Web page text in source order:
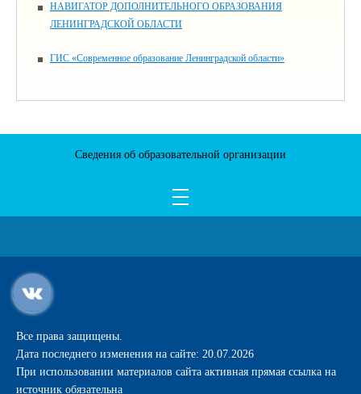
НАВИГАТОР ДОПОЛНИТЕЛЬНОГО ОБРАЗОВАНИЯ
ЛЕНИНГРАДСКОЙ ОБЛАСТИ
ГИС «Современное образование Ленинградской области»
Сведения об образовательной организации
Все права защищены.
Дата последнего изменения на сайте: 20.07.2026
При использовании материалов сайта активная прямая ссылка на
источник обязательна